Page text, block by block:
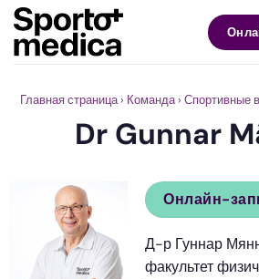
Skip
content
Главная страница› Команда› Спортивные
Dr Gunnar
Онлайн-
Д-р Гуннар
факультет